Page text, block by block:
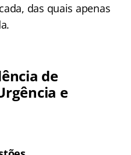
das quais apenas
de
e